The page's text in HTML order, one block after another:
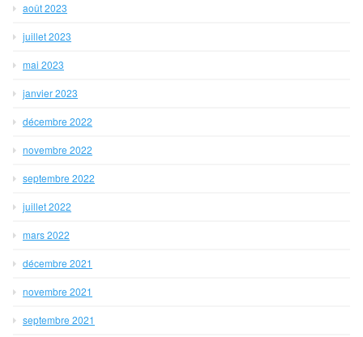
août 2023
juillet 2023
mai 2023
janvier 2023
décembre 2022
novembre 2022
septembre 2022
juillet 2022
mars 2022
décembre 2021
novembre 2021
septembre 2021